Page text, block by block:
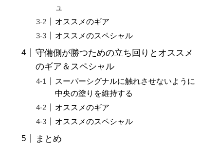
ュ
オススメのギア
オススメのスペシャル
守備側が勝つための立ち回りとオススメ
のギア＆スペシャル
スーパーシグナルに触れさせないように
中央の塗りを維持する
オススメのギア
オススメのスペシャル
まとめ